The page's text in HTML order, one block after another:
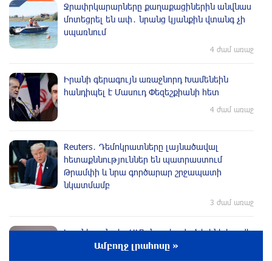
Ջրափրկարարները քաղաքացիներին անվնաս
մոտեցրել են ափ․ նրանց կյանքին վտանգ չի
սպառնում
4 ժամ առաջ
Իրանի գերագույն առաջնորդ Խամենեին
հանդիպել է Մասուդ Փեզեշքիանի հետ
4 ժամ առաջ
Reuters․ Դեմոկրատները լայնածավալ
հետաքննություններ են պատրաստում
Թրամփի և նրա գործարար շրջապատի
նկատմամբ
3 ժամ առաջ
Իրանի բանակ․ ԱՄՆ-ն ստիպված կլինի հաշվի
նստել Հորմուզի նեղուցի նոր իրողությունների
Ամբողջ լրահոսը »